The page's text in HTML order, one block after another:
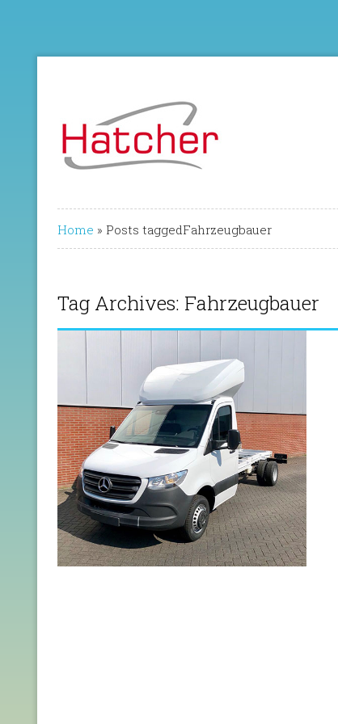
Home » Posts taggedFahrzeugbauer
Tag Archives: Fahrzeugbauer